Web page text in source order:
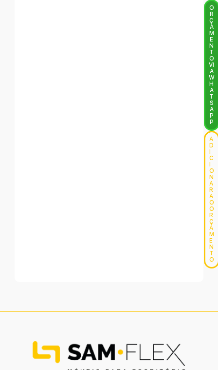
O
R
Ç
A
M
E
N
T
O
VI
A
W
H
A
T
S
A
P
P
A
D
C
O
N
A
R
A
O
O
R
Ç
A
M
E
N
T
O